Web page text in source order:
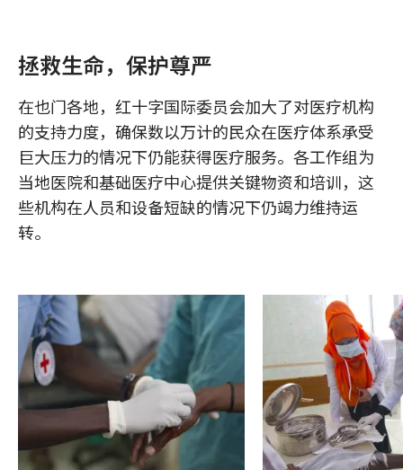
拯救生命，保护尊严
在也门各地，红十字国际委员会加大了对医疗机构
的支持力度，确保数以万计的民众在医疗体系承受
巨大压力的情况下仍能获得医疗服务。各工作组为
当地医院和基础医疗中心提供关键物资和培训，这
些机构在人员和设备短缺的情况下仍竭力维持运
转。